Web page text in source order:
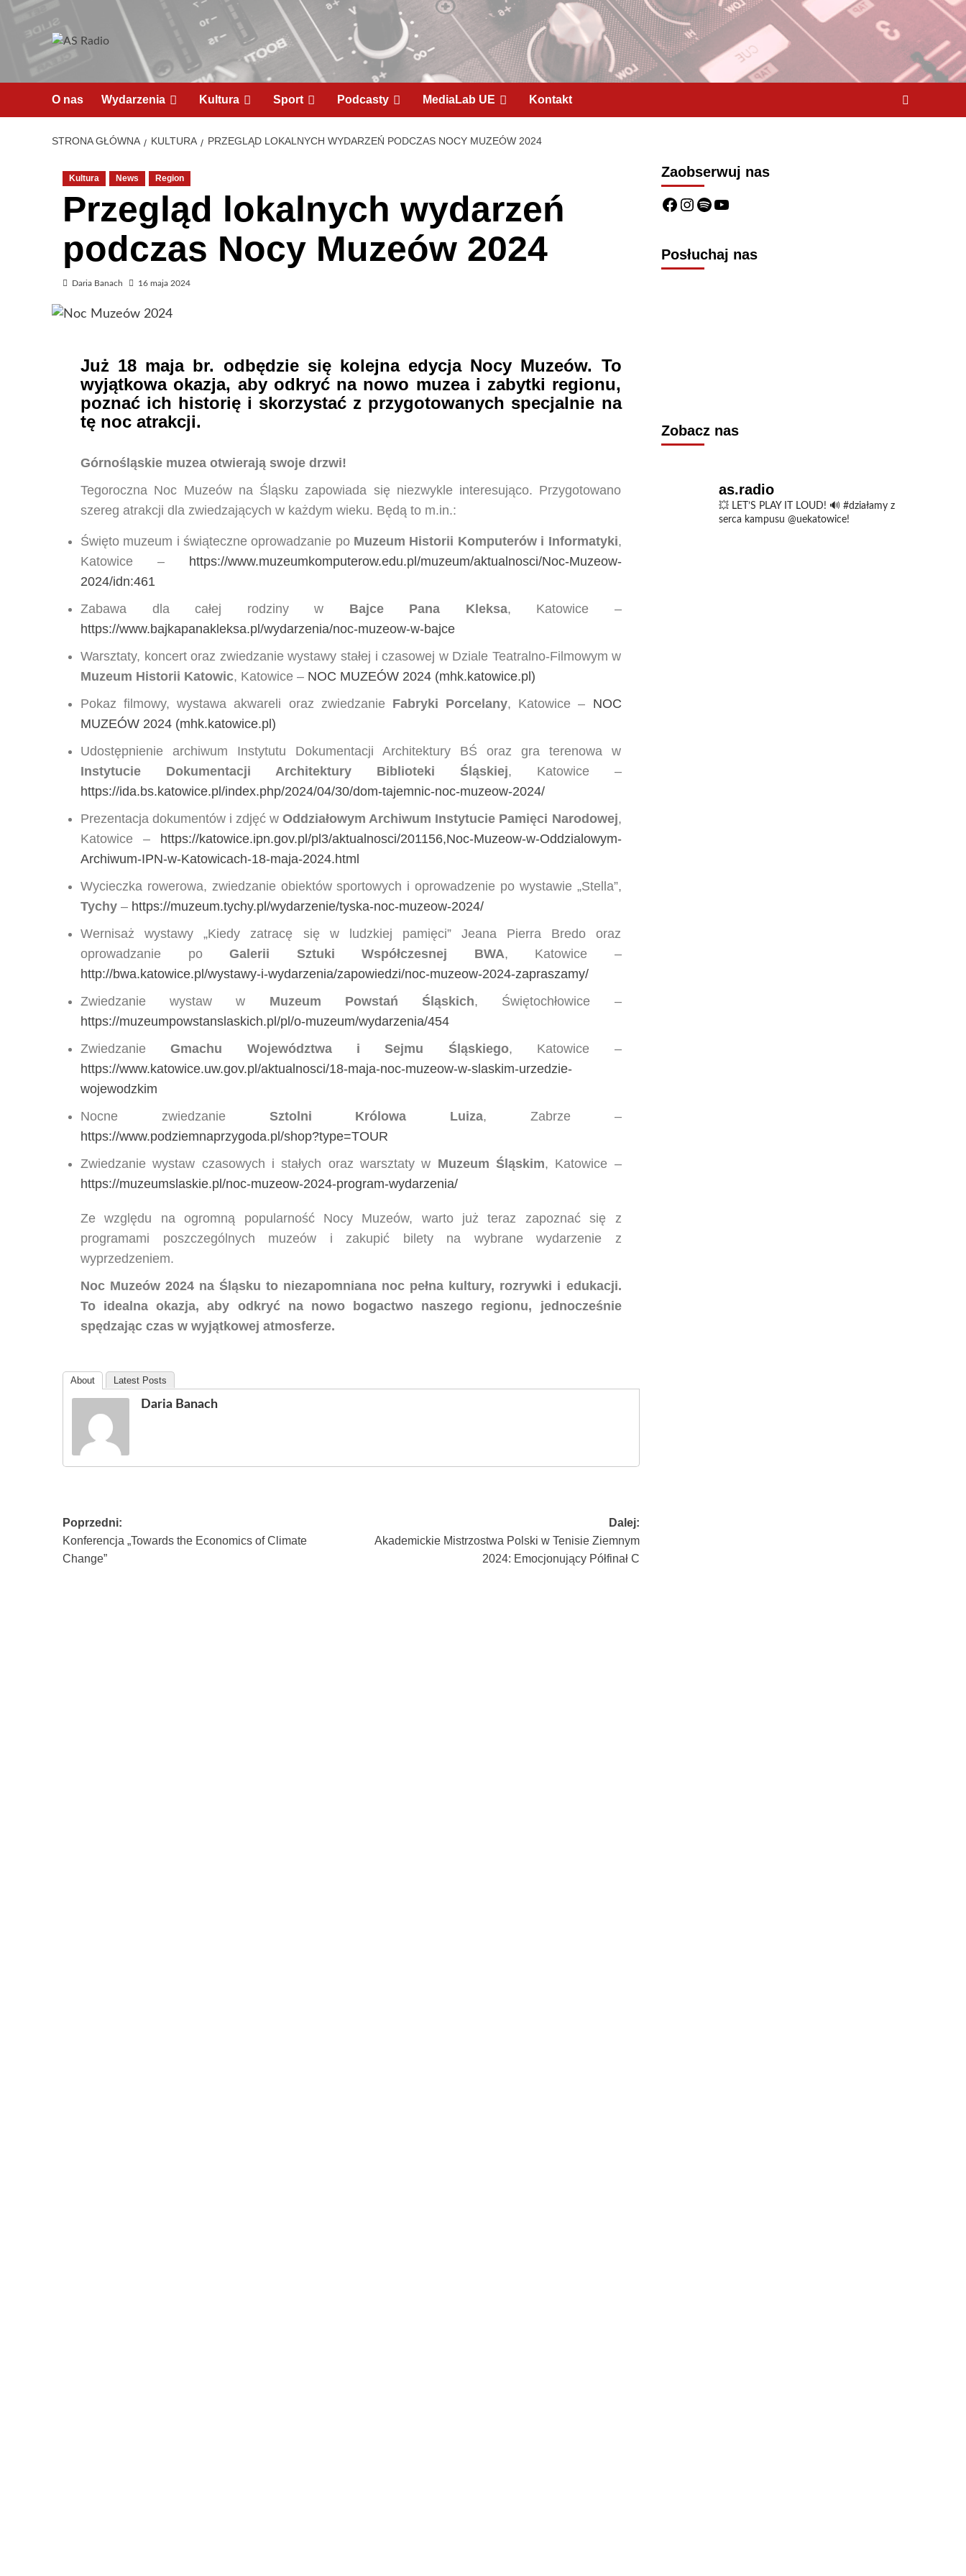
O nas Wydarzenia Kultura Sport Podcasty MediaLab UE Kontakt
STRONA GŁÓWNA KULTURA PRZEGLĄD LOKALNYCH WYDARZEŃ PODCZAS NOCY MUZEÓW 2024
Kultura News Region
Przegląd lokalnych wydarzeń
podczas Nocy Muzeów 2024
Daria Banach 16 maja 2024
Już 18 maja br. odbędzie się kolejna edycja Nocy Muzeów. To
wyjątkowa okazja, aby odkryć na nowo muzea i zabytki regionu,
poznać ich historię i skorzystać z przygotowanych specjalnie na
tę noc atrakcji.
Górnośląskie muzea otwierają swoje drzwi!
Tegoroczna Noc Muzeów na Śląsku zapowiada się niezwykle interesująco. Przygotowano
szereg atrakcji dla zwiedzających w każdym wieku. Będą to m.in.:
Święto muzeum i świąteczne oprowadzanie po Muzeum Historii Komputerów i Informatyki,
Katowice – https://www.muzeumkomputerow.edu.pl/muzeum/aktualnosci/Noc-Muzeow-
2024/idn:461
Zabawa dla całej rodziny w Bajce Pana Kleksa, Katowice –
https://www.bajkapanakleksa.pl/wydarzenia/noc-muzeow-w-bajce
Warsztaty, koncert oraz zwiedzanie wystawy stałej i czasowej w Dziale Teatralno-Filmowym w
Muzeum Historii Katowic, Katowice – NOC MUZEÓW 2024 (mhk.katowice.pl)
Pokaz filmowy, wystawa akwareli oraz zwiedzanie Fabryki Porcelany, Katowice – NOC
MUZEÓW 2024 (mhk.katowice.pl)
Udostępnienie archiwum Instytutu Dokumentacji Architektury BŚ oraz gra terenowa w
Instytucie Dokumentacji Architektury Biblioteki Śląskiej, Katowice –
https://ida.bs.katowice.pl/index.php/2024/04/30/dom-tajemnic-noc-muzeow-2024/
Prezentacja dokumentów i zdjęć wOddziałowym Archiwum Instytucie Pamięci Narodowej,
Katowice – https://katowice.ipn.gov.pl/pl3/aktualnosci/201156,Noc-Muzeow-w-Oddzialowym-
Archiwum-IPN-w-Katowicach-18-maja-2024.html
Wycieczka rowerowa, zwiedzanie obiektów sportowych i oprowadzenie po wystawie „Stella”,
Tychy – https://muzeum.tychy.pl/wydarzenie/tyska-noc-muzeow-2024/
Wernisaż wystawy „Kiedy zatracę się w ludzkiej pamięci” Jeana Pierra Bredo oraz
oprowadzanie po Galerii Sztuki Współczesnej BWA, Katowice –
http://bwa.katowice.pl/wystawy-i-wydarzenia/zapowiedzi/noc-muzeow-2024-zapraszamy/
Zwiedzanie wystaw w Muzeum Powstań Śląskich, Świętochłowice –
https://muzeumpowstanslaskich.pl/pl/o-muzeum/wydarzenia/454
ZwiedzanieGmachu Województwa i Sejmu Śląskiego, Katowice –
https://www.katowice.uw.gov.pl/aktualnosci/18-maja-noc-muzeow-w-slaskim-urzedzie-
wojewodzkim
Nocne zwiedzanie Sztolni Królowa Luiza, Zabrze –
https://www.podziemnaprzygoda.pl/shop?type=TOUR
Zwiedzanie wystaw czasowych i stałych oraz warsztaty w Muzeum Śląskim, Katowice –
https://muzeumslaskie.pl/noc-muzeow-2024-program-wydarzenia/
Ze względu na ogromną popularność Nocy Muzeów, warto już teraz zapoznać się z
programami poszczególnych muzeów i zakupić bilety na wybrane wydarzenie z
wyprzedzeniem.
Noc Muzeów 2024 na Śląsku to niezapomniana noc pełna kultury, rozrywki i edukacji.
To idealna okazja, aby odkryć na nowo bogactwo naszego regionu, jednocześnie
spędzając czas w wyjątkowej atmosferze.
About Latest Posts
Daria Banach
Poprzedni:
Konferencja „Towards the Economics of Climate
Change”
Dalej:
Akademickie Mistrzostwa Polski w Tenisie Ziemnym
2024: Emocjonujący Półfinał C
Zaobserwuj nas
Posłuchaj nas
Zobacz nas
as.radio
💥 LET’S PLAY IT LOUD! 🔊 #działamy z
serca kampusu @uekatowice!